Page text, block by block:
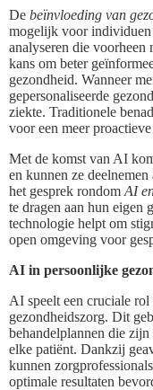
De beïnvloeding van
mogelijk voor individuen
analyseren die
kans om beter
gezondheid. Wanneer
gepersonaliseerde
ziekte. Traditionele
voor een meer
Met de komst van AI
en kunnen ze
het gesprek rondom AI
te dragen aan hun eigen
technologie helpt om
open omgeving voor
AI in persoonlijke
AI speelt een cruciale rol
gezondheidszorg. Dit
behandelplannen die
elke patiënt. Dankzij
kunnen
optimale resultaten